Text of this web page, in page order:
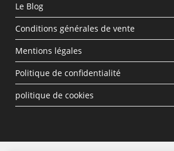
Le Blog
Conditions générales de vente
Mentions légales
Politique de confidentialité
politique de cookies